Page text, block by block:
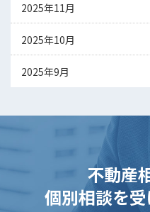
2025年11月
2025年10月
2025年9月
不動産
個別相談を